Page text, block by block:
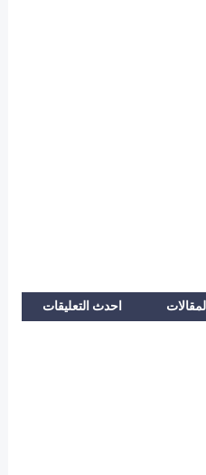
احدث التعليقات